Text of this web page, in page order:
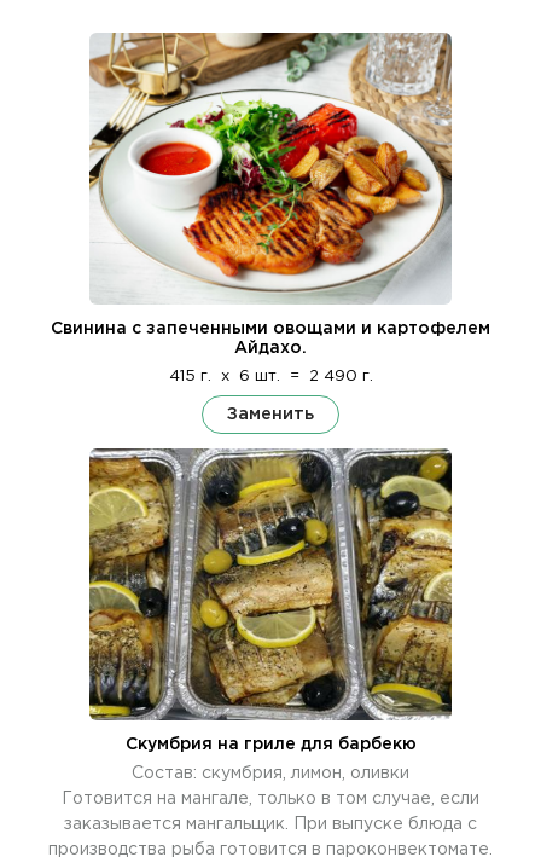
Свинина с запеченными овощами и картофелем
Айдахо.
415 г. x 6 шт. = 2 490 г.
Заменить
Скумбрия на гриле для барбекю
Состав: скумбрия, лимон, оливки
Готовится на мангале, только в том случае, если
заказывается мангальщик. При выпуске блюда с
производства рыба готовится в пароконвектомате.